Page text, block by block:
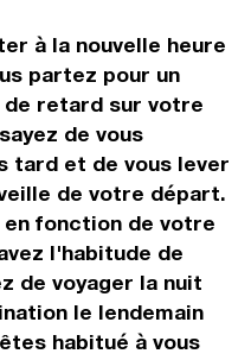
à la nouvelle heure
partez pour un
retard sur votre
de vous
tard et de vous lever
de votre départ.
fonction de votre
l'habitude de
de voyager la nuit
le lendemain
habitué à vous